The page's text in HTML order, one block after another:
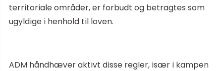
territoriale områder, er forbudt og betragtes som
ugyldige i henhold til loven.
ADM håndhæver aktivt disse regler, især i kampen